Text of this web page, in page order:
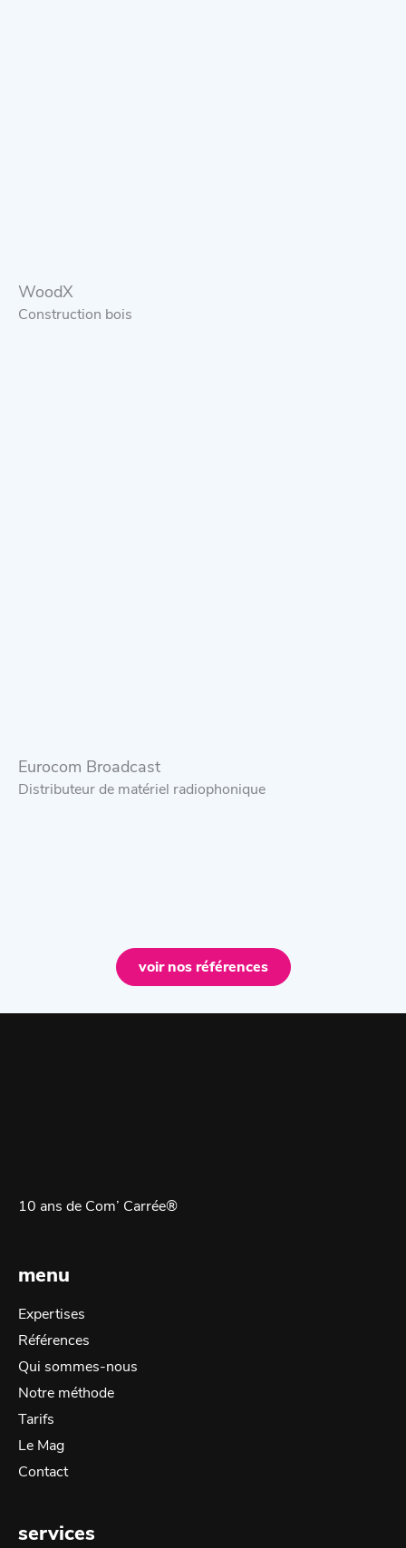
WoodX
Construction bois
Eurocom Broadcast
Distributeur de matériel radiophonique
voir nos références
10 ans de Com’ Carrée®
menu
Expertises
Références
Qui sommes-nous
Notre méthode
Tarifs
Le Mag
Contact
services